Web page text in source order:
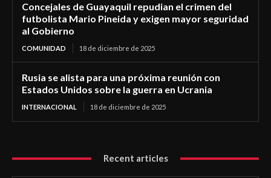
Concejales de Guayaquil repudian el crimen del
futbolista Mario Pineida y exigen mayor seguridad
al Gobierno
COMUNIDAD 18 de diciembre de 2025
Rusia se alista para una próxima reunión con
Estados Unidos sobre la guerra en Ucrania
INTERNACIONAL 18 de diciembre de 2025
Recent articles